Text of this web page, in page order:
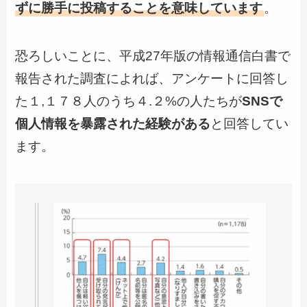
ずに勝手に投稿することを意味しています。
恐ろしいことに、平成27年版の情報通信白書で
報告された調査によれば、アンケートに回答し
た１,１７８人のうち４.２%の人たちがSNSで
個人情報を暴露された経験があると回答してい
ます。